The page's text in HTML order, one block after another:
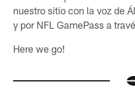
nuestro sitio con la voz de
y por NFL GamePass a
Here we go!